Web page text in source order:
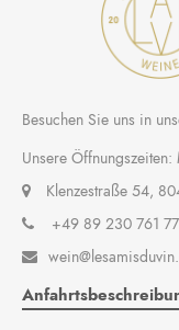
Besuchen Sie uns in
Unsere Öffnungszeiten:
Klenzestraße 54,
+49 89 230 761 77
